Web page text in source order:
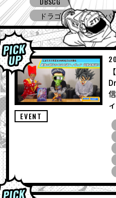
ドラゴンボール ゲキ
BNE
Grandista
アミューズメント景品
コミコン
とよ
ドラゴンボール
ガシャポン
バ
EVENT